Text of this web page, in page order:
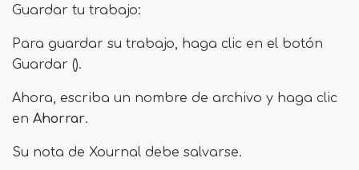
Guardar tu trabajo:
Para guardar su trabajo, haga clic en el botón
Guardar ().
Ahora, escriba un nombre de archivo y haga clic
en Ahorrar.
Su nota de Xournal debe salvarse.